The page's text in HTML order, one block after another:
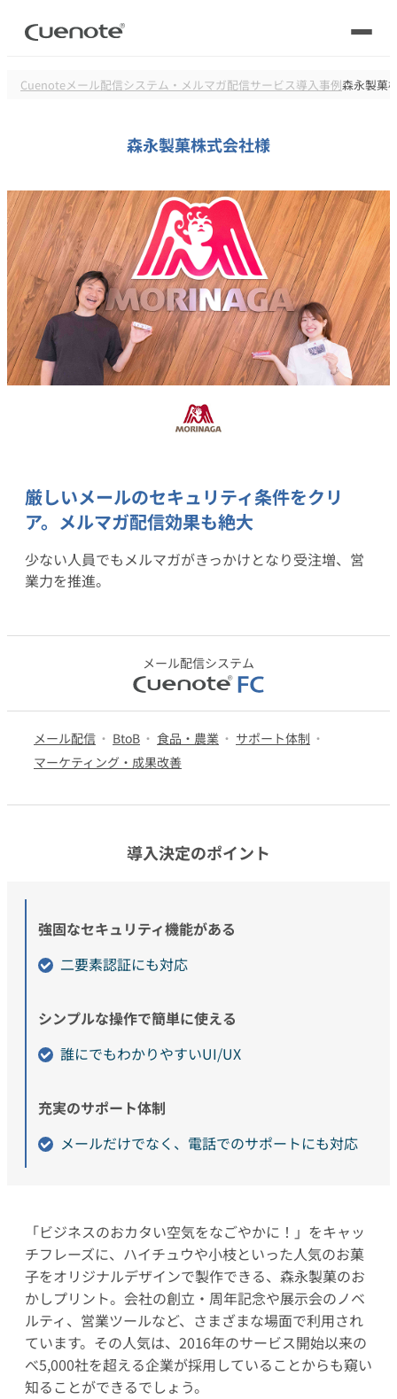
製品
メール配信システム
メールリレーサーバー
kintone（キントーン）メール配信
SMS配信サービス
Webプッシュ通知サービス
SNSプロモーション支援事業
（当社グループ企業）
活用シーン
会員獲得／ニーズ把握
コストを抑える
遅延なく確実・高速に送る
組織的に管理
デジタルマーケティング
導入事例
サポート
セミナー
ブログ・各種資料
ブログ・各種資料トップ
マーケティングブログ
メール配信用語集
資料請求・お問い合わせ
東京03-6820-0515 大阪
Cuenoteメール配信システム・メルマガ配信サービス導入事例森永製菓
森永製菓株式会社様
厳しいメールのセキュリティ条件をクリ
ア。 メルマガ配信効果も絶大
少ない人員でもメルマガがきっかけとなり受注増、営
業力を推進。
メール配信システム
メール配信 BtoB 食品・農業
サポート体制
マーケティング・成果改善
導入決定のポイント
強固なセキュリティ機能がある
二要素認証にも対応
シンプルな操作で簡単に使える
誰にでもわかりやすいUI/UX
充実のサポート体制
メールだけでなく、電話でのサポートにも対応
「ビジネスのおカタい空気をなごやかに！」をキャッ
チフレーズに、ハイチュウや小枝といった人気のお菓
子をオリジナルデザインで製作できる、森永製菓のお
かしプリント。会社の創立・周年記念や展示会のノベ
ルティ、営業ツールなど、さまざまな場面で利用され
ています。その人気は、2016年のサービス開始以来の
べ5,000社を超える企業が採用していることからも窺い
知ることができるでしょう。